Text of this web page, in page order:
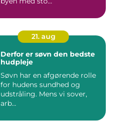
21. aug
Derfor er søvn den bedste
hudpleje
Søvn har en afgørende rolle
for hudens sundhed og
udstråling. Mens vi sover,
arb...